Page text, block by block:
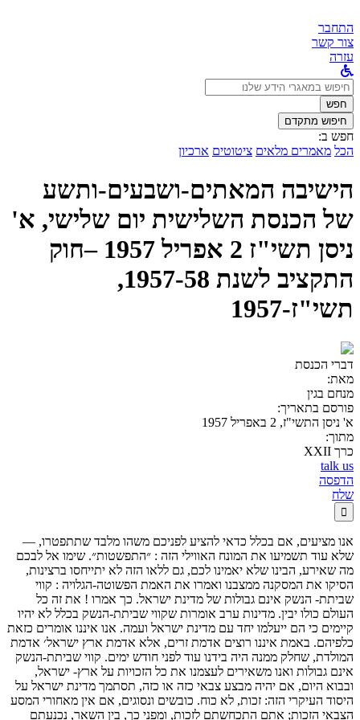
התחבר
צור קשר
עזרה
לחפש
ב:חפש
חיפוש מתקדם
חפש ב:
הכל מאמרים מלאים ציטוטים ארכיון
הישיבה המאתים-ושבעים-ותשע
של הכנסת השלישית יום שלישי, א'
ניסן תשי"ז 2 אפריל 1957 –חוק
התקציב לשנת 1957-58,
תשי"ז-1957
דברי הכנסת
מאת:
מנחם בגין
פורסם בתאריך:
א' ניסן התשי"ז, 2 באפריל 1957
מתוך:
כרך XXII
talk us
הדפסה
שלח

אנו מציעים, אם בכלל כדאי להציע לפניכם משהו מלבד שתתפטרו, —
שלא עוד תשמיעו את המונח האווילי הזה : ״התפשטות״. שימו אל לבכם
מה שאירע, הבינו שלא יאמינו לכם, גם ללאו הזה לא יתייחסו ברצינות,
הסיקו את המסקנה ממצבנו ואמרו את האמת הפשוטה-הגלויה : קווי
שביתת- הנשק אינם גבולות של מדינת ישראל. כך אמרו ! את זה כל
העולם כולו יבין. מדינות ערב אומרות שקווי שביתת-הנשק בכלל לא יהיו
קיימים כי הם ייעלמו יחד עם מדינת ישראל ועמה. אנו איננו אומרים כזאת
כלפיהם. באמת איננו רוצים אדמת זרים, אלא אדמת ארץ ישראל׳ אדמת
המולדת, שחלק ממנה היה בידנו עוד לפני חודש ימים. קווי שביתת-הנשק
אינם גבולות ואנו משאירים לעצמנו את כל הזכויות על ארץ- ישראל,
ובבוא היום, אם יהיה מבצע צבאי כזה או כזה, תסתמך מדינת ישראל על
היסוד העיקרי הזה: זכות, לא כוח. כובשים ונסוגים, אם אין מאחורי המסע
הצבאי הזכות; אתם התכחשתם לזכות, ומפני כך, בין השאר, נכנעתם